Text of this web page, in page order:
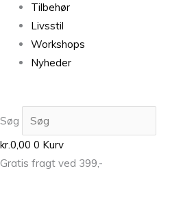
Tilbehør
Livsstil
Workshops
Nyheder
Søg
kr.0,00 0 Kurv
Gratis fragt ved 399,-